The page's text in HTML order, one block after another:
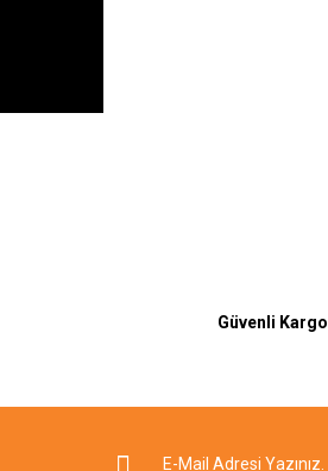
Güvenli Kargo